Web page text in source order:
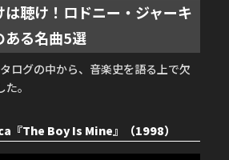
は聴け！ロドニー・ジャーキ
ある名曲5選
ログの中から、音楽史を語る上で欠
。
『The Boy Is Mine』（1998）